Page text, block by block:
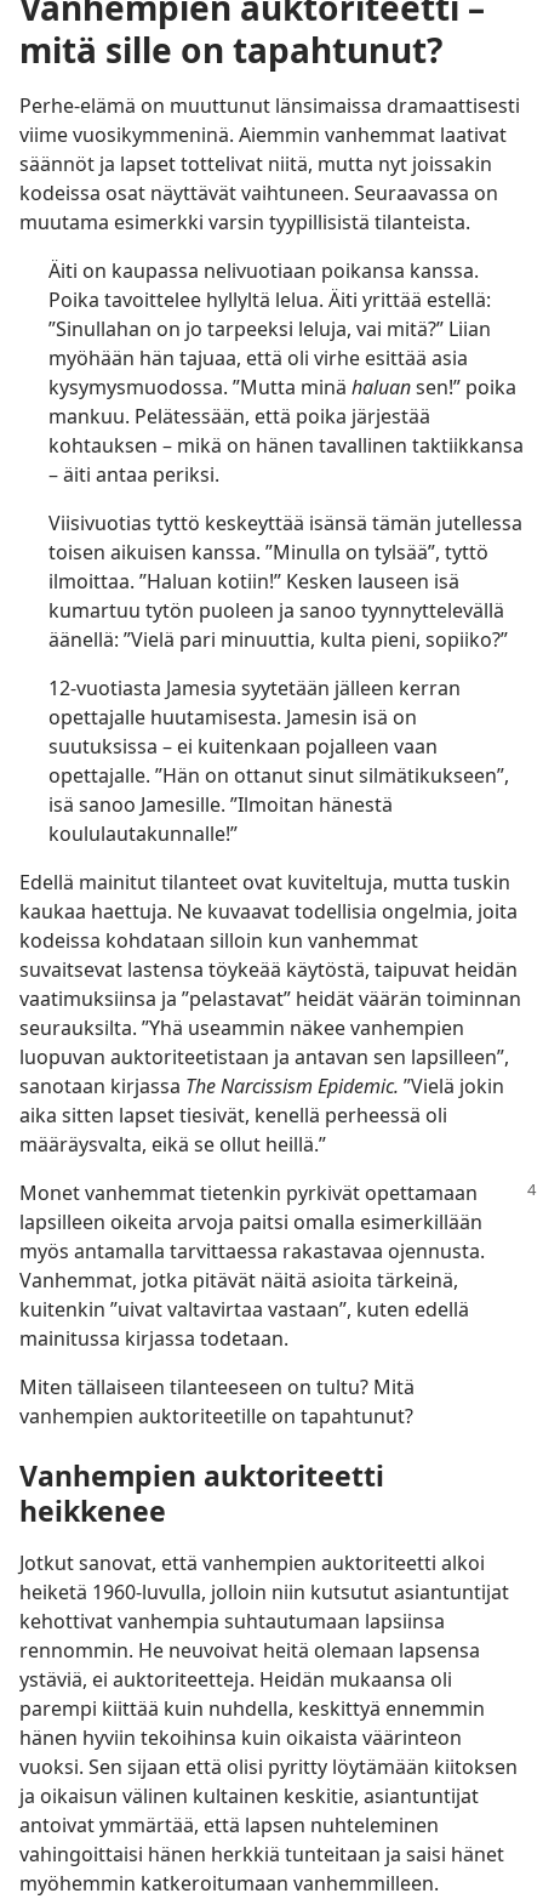
mitä sille on tapahtunut?
Perhe-elämä on muuttunut länsimaissa dramaattisesti
viime vuosikymmeninä. Aiemmin vanhemmat laativat
säännöt ja lapset tottelivat niitä, mutta nyt joissakin
kodeissa osat näyttävät vaihtuneen. Seuraavassa on
muutama esimerkki varsin tyypillisistä tilanteista.
Äiti on kaupassa nelivuotiaan poikansa kanssa.
Poika tavoittelee hyllyltä lelua. Äiti yrittää estellä:
”Sinullahan on jo tarpeeksi leluja, vai mitä?” Liian
myöhään hän tajuaa, että oli virhe esittää asia
kysymysmuodossa. ”Mutta minä haluansen!” poika
mankuu. Pelätessään, että poika järjestää
kohtauksen – mikä on hänen tavallinen taktiikkansa
– äiti antaa periksi.
Viisivuotias tyttö keskeyttää isänsä tämän jutellessa
toisen aikuisen kanssa. ”Minulla on tylsää”, tyttö
ilmoittaa. ”Haluan kotiin!” Kesken lauseen isä
kumartuu tytön puoleen ja sanoo tyynnyttelevällä
äänellä: ”Vielä pari minuuttia, kulta pieni, sopiiko?”
12-vuotiasta Jamesia syytetään jälleen kerran
opettajalle huutamisesta. Jamesin isä on
suutuksissa – ei kuitenkaan pojalleen vaan
opettajalle. ”Hän on ottanut sinut silmätikukseen”,
isä sanoo Jamesille. ”Ilmoitan hänestä
koululautakunnalle!”
Edellä mainitut tilanteet ovat kuviteltuja, mutta tuskin
kaukaa haettuja. Ne kuvaavat todellisia ongelmia, joita
kodeissa kohdataan silloin kun vanhemmat
suvaitsevat lastensa töykeää käytöstä, taipuvat heidän
vaatimuksiinsa ja ”pelastavat” heidät väärän toiminnan
seurauksilta. ”Yhä useammin näkee vanhempien
luopuvan auktoriteetistaan ja antavan sen lapsilleen”,
sanotaan kirjassa The Narcissism Epidemic. ”Vielä jokin
aika sitten lapset tiesivät, kenellä perheessä oli
määräysvalta, eikä se ollut heillä.”
Monet vanhemmat tietenkin pyrkivät opettamaan
lapsilleen oikeita arvoja paitsi omalla esimerkillään
myös antamalla tarvittaessa rakastavaa ojennusta.
Vanhemmat, jotka pitävät näitä asioita tärkeinä,
kuitenkin ”uivat valtavirtaa vastaan”, kuten edellä
mainitussa kirjassa todetaan.
Miten tällaiseen tilanteeseen on tultu? Mitä
vanhempien auktoriteetille on tapahtunut?
Vanhempien auktoriteetti
heikkenee
Jotkut sanovat, että vanhempien auktoriteetti alkoi
heiketä 1960-luvulla, jolloin niin kutsutut asiantuntijat
kehottivat vanhempia suhtautumaan lapsiinsa
rennommin. He neuvoivat heitä olemaan lapsensa
ystäviä, ei auktoriteetteja. Heidän mukaansa oli
parempi kiittää kuin nuhdella, keskittyä ennemmin
hänen hyviin tekoihinsa kuin oikaista väärinteon
vuoksi. Sen sijaan että olisi pyritty löytämään kiitoksen
ja oikaisun välinen kultainen keskitie, asiantuntijat
antoivat ymmärtää, että lapsen nuhteleminen
vahingoittaisi hänen herkkiä tunteitaan ja saisi hänet
myöhemmin katkeroitumaan vanhemmilleen.